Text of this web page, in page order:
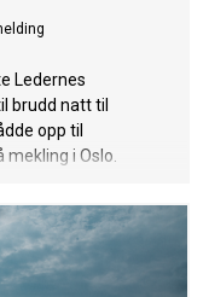
Ledernes
brudd natt til
opp til
i Oslo.